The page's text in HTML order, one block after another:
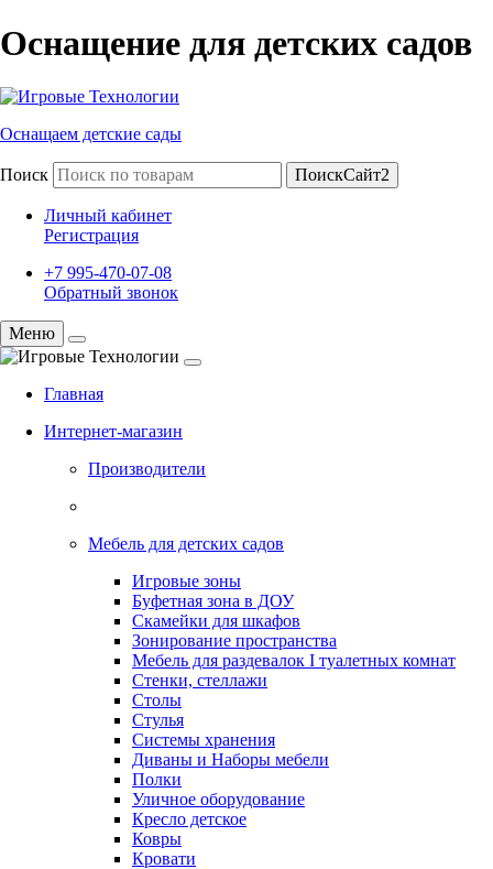
Оснащение для детских садов
Оснащаем детские сады
Поиск ПоискСайт2
Личный кабинет
Регистрация
+7 995-470-07-08
Обратный звонок
Меню
Главная
Интернет-магазин
Производители
Мебель для детских садов
Игровые зоны
Буфетная зона в ДОУ
Скамейки для шкафов
Зонирование пространства
Мебель для раздевалок I туалетных комнат
Стенки, стеллажи
Столы
Стулья
Системы хранения
Диваны и Наборы мебели
Полки
Уличное оборудование
Кресло детское
Ковры
Кровати